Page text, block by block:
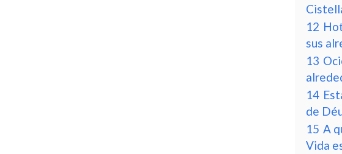
12
sus
13
14
de
15 A
Vida